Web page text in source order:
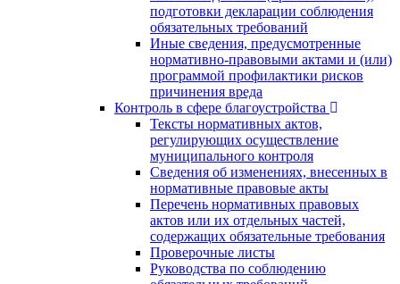
подготовки декларации соблюдения
обязательных требований
Иные сведения, предусмотренные
нормативно-правовыми актами и (или)
программой профилактики рисков
причинения вреда
Контроль в сфере благоустройства
Тексты нормативных актов,
регулирующих осуществление
муниципального контроля
Сведения об изменениях, внесенных в
нормативные правовые акты
Перечень нормативных правовых
актов или их отдельных частей,
содержащих обязательные требования
Проверочные листы
Руководства по соблюдению